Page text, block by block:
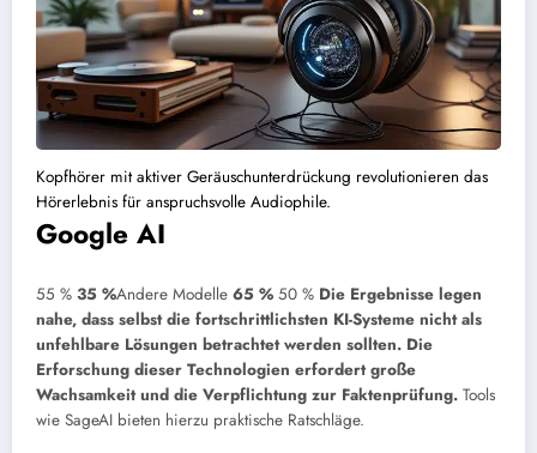
Kopfhörer mit aktiver Geräuschunterdrückung revolutionieren das
Hörerlebnis für anspruchsvolle Audiophile.
Google AI
55 % 35 %Andere Modelle 65 % 50 % Die Ergebnisse legen
nahe, dass selbst die fortschrittlichsten KI-Systeme nicht als
unfehlbare Lösungen betrachtet werden sollten. Die
Erforschung dieser Technologien erfordert große
Wachsamkeit und die Verpflichtung zur Faktenprüfung. Tools
wie SageAI bieten hierzu praktische Ratschläge.